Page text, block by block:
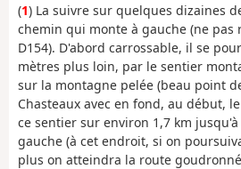
(1) La suivre sur quelques dizaines
chemin qui monte à gauche (ne pas
D154). D'abord carrossable, il se
mètres plus loin, par le sentier
sur la montagne pelée (beau point
Chasteaux avec en fond, au début, le
ce sentier sur environ 1,7 km
gauche (à cet endroit, si on
plus on atteindra la route